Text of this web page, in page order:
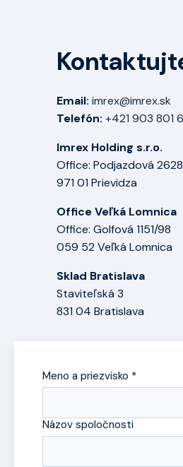
Email: imrex@imrex.sk
Telefón: +421 903 801
Imrex Holding s.r.o.
Office: Podjazdová
971 01 Prievidza
Office Veľká Lomnica
Office: Golfová 1151/98
059 52 Veľká Lomnica
Sklad Bratislava
Staviteľská 3
831 04 Bratislava
Meno a priezvisko *
Názov spoločnosti